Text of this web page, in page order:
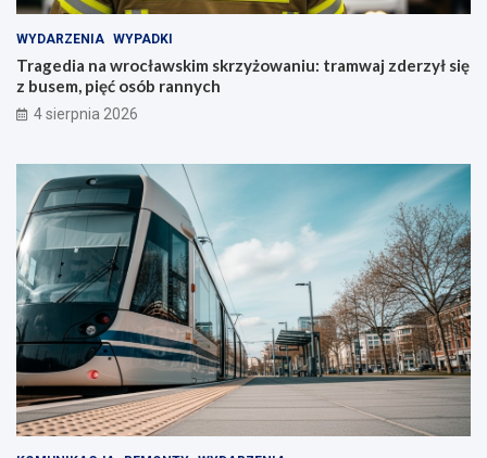
WYDARZENIA WYPADKI
Tragedia na wrocławskim skrzyżowaniu: tramwaj zderzył się
z busem, pięć osób rannych
4 sierpnia 2026